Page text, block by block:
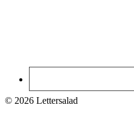
© 2026 Lettersalad